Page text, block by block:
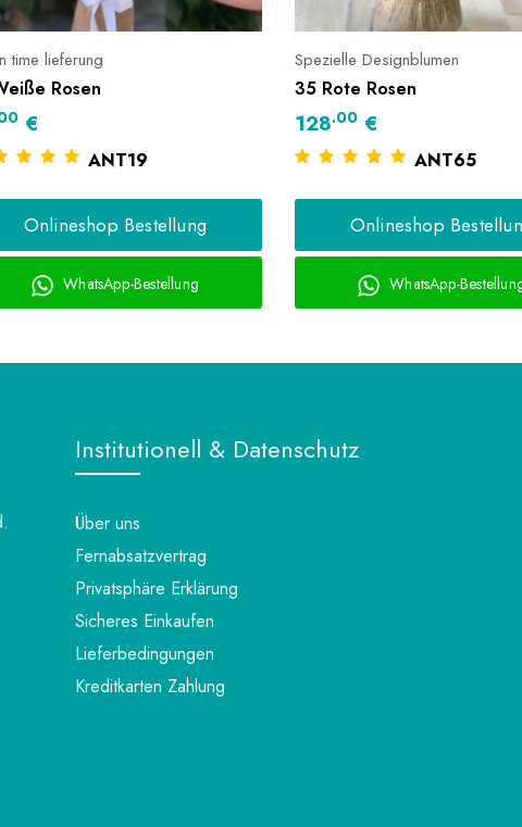
time lieferung
Rosen
€
ANT19
Onlineshop Bestellung
WhatsApp-Bestellung
Spezielle Designblumen
35 Rote Rosen
128.00 €
ANT65
Onlineshop
WhatsApp-
Institutionell & Datenschutz
Über uns
Fernabsatzvertrag
Privatsphäre Erklärung
Sicheres Einkaufen
Lieferbedingungen
Kreditkarten Zahlung